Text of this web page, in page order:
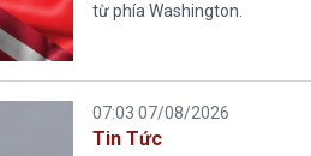
từ phía Washington.
07:03 07/08/2026
Tin Tức